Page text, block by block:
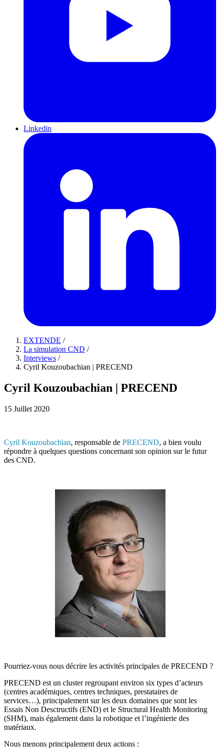
Linkedin
EXTENDE /
La simulation CND /
Interviews /
Cyril Kouzoubachian | PRECEND
Cyril Kouzoubachian | PRECEND
15 Juillet 2020
Cyril Kouzoubachian, responsable de PRECEND, a bien voulu
répondre à quelques questions concernant son opinion sur le futur
des CND.
Pourriez-vous nous décrire les activités principales de PRECEND ?
PRECEND est un cluster regroupant environ six types d’acteurs
(centres académiques, centres techniques, prestataires de
services…), principalement sur les deux domaines que sont les
Essais Non Desctructifs (END) et le Structural Health Monitoring
(SHM), mais également dans la robotique et l’ingénierie des
matériaux.
Nous menons principalement deux actions :